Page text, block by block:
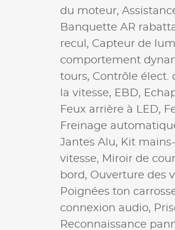
du moteur,
Banquette AR
recul, Capteur de
comportement
tours, Contrôle élect.
la vitesse, EBD,
Feux arrière à LED,
Freinage
Jantes Alu, Kit
vitesse, Miroir de
bord, Ouverture des
Poignées ton
connexion audio,
Reconnaissance